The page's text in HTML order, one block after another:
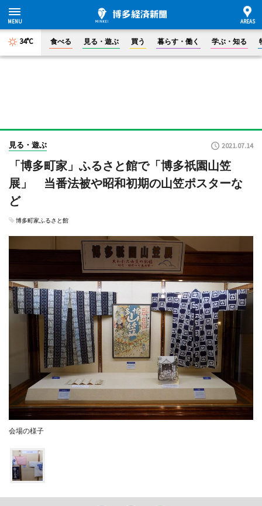
34°C 食べる 見る・遊ぶ 買う 暮らす・働く 学ぶ・知る
見る・遊ぶ 2021.07.14
「博多町家」ふるさと館で「博多祇園山笠
展」 当番法被や昭和初期の山笠ポスターな
ど
博多町家ふるさと館
会場の様子